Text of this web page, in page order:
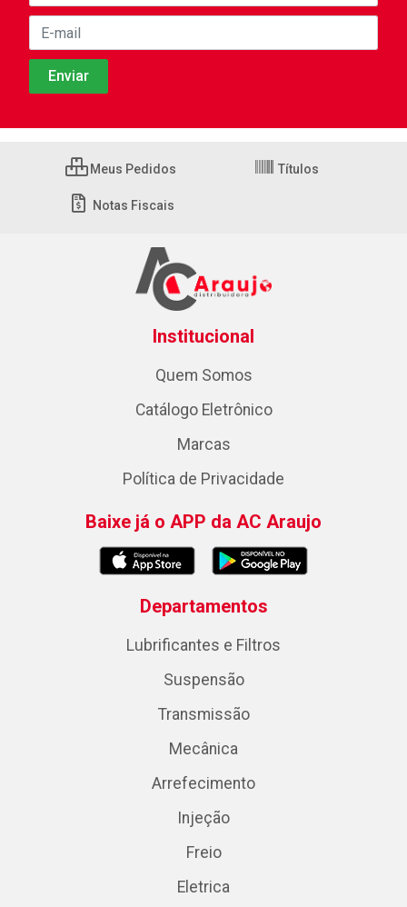
Meus Pedidos Títulos
Notas Fiscais
Institucional
Quem Somos
Catálogo Eletrônico
Marcas
Política de Privacidade
Baixe já o APP da AC Araujo
Departamentos
Lubrificantes e Filtros
Suspensão
Transmissão
Mecânica
Arrefecimento
Injeção
Freio
Eletrica